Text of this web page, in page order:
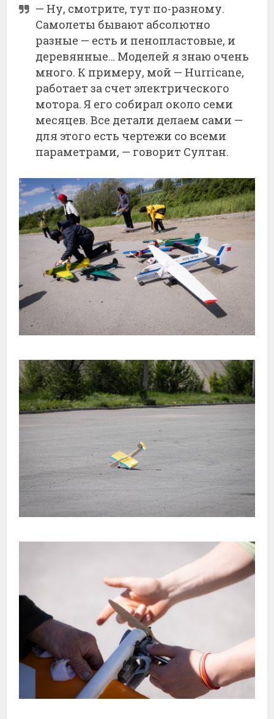
— Ну, смотрите, тут по-разному.
Самолеты бывают абсолютно
разные — есть и пенопластовые, и
деревянные… Моделей язнаю очень
много. К примеру, мой — Hurricane,
работаетза счет электрического
мотора.Я его собирал около семи
месяцев.Все детали делаем сами —
для этого есть чертежи совсеми
параметрами, — говорит Султан.